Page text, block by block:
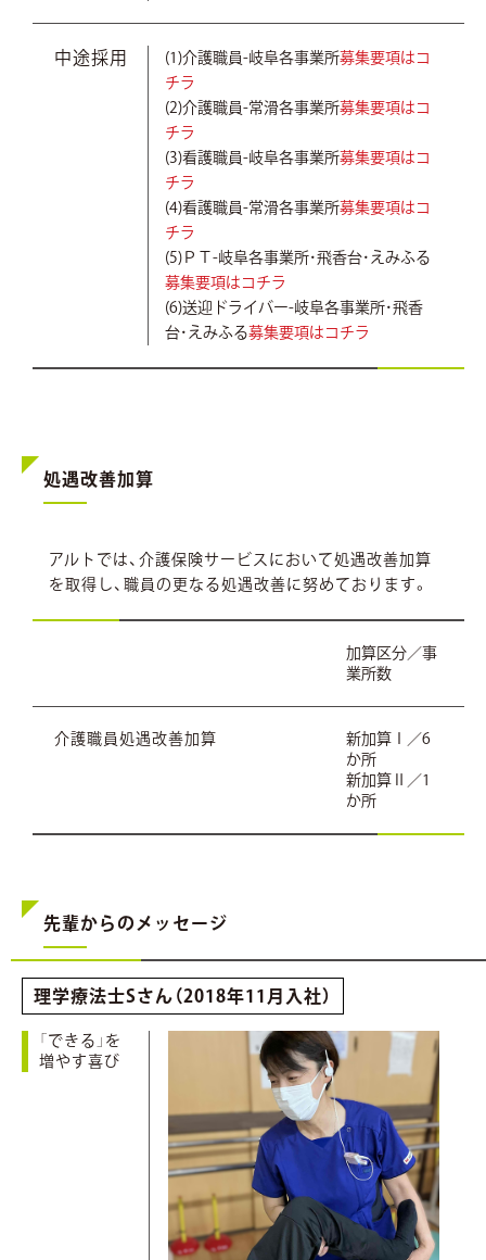
中途採用 (1)介護職員-岐阜各事業所募集要項はコ
チラ
(2)介護職員-常滑各事業所募集要項はコ
チラ
(3)看護職員-岐阜各事業所募集要項はコ
チラ
(4)看護職員-常滑各事業所募集要項はコ
チラ
(5)ＰＴ-岐阜各事業所・飛香台・えみふる
募集要項はコチラ
(6)送迎ドライバー-岐阜各事業所・飛香
台・えみふる募集要項はコチラ
処遇改善加算
アルトでは、介護保険サービスにおいて処遇改善加算
を取得し、職員の更なる処遇改善に努めております。
加算区分／事
業所数
介護職員処遇改善加算
新加算Ⅰ／6
か所
新加算Ⅱ／1
か所
先輩からのメッセージ
理学療法士Sさん（2018年11月入社）
「できる」を
増やす喜び